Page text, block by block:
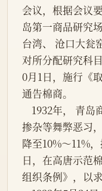
会议，根据会议
岛第一商品研究
台湾、 沧口大瓮
对所分配研究科
0月1日，施行《
通告棉商。
掺杂等舞弊恶习
降至10%～11%
日，在高唐示范
组织条例》，以